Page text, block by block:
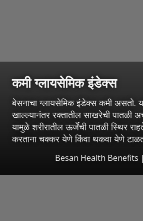
कमी ग्लायसेमिक इंडेक्स
बेसनाचा ग्लायसेमिक इंडेक्स कमी असतो.
खाल्ल्यानंतर रक्तातील साखरेची पातळी
यामुळे शरीरातील ऊर्जेची पातळी स्थिर
करताना चक्कर येणे किंवा थकवा येणे
Besan Health